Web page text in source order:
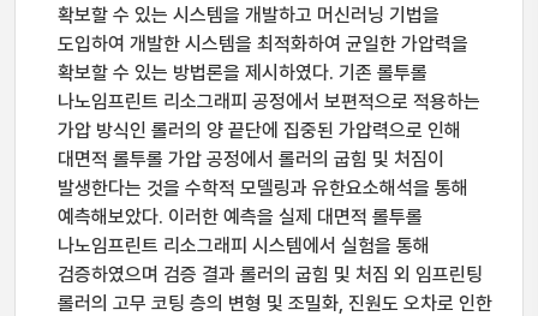
확보할 수 있는 시스템을 개발하고 머신러닝 기법을
도입하여 개발한 시스템을 최적화하여 균일한 가압력을
확보할 수 있는 방법론을 제시하였다. 기존 롤투롤
나노임프린트 리소그래피 공정에서 보편적으로 적용하는
가압 방식인 롤러의 양 끝단에 집중된 가압력으로 인해
대면적 롤투롤 가압 공정에서 롤러의 굽힘 및 처짐이
발생한다는 것을 수학적 모델링과 유한요소해석을 통해
예측해보았다. 이러한 예측을 실제 대면적 롤투롤
나노임프린트 리소그래피 시스템에서 실험을 통해
검증하였으며 검증 결과 롤러의 굽힘 및 처짐 외 임프린팅
롤러의 고무 코팅 층의 변형 및 조밀화, 진원도 오차로 인한